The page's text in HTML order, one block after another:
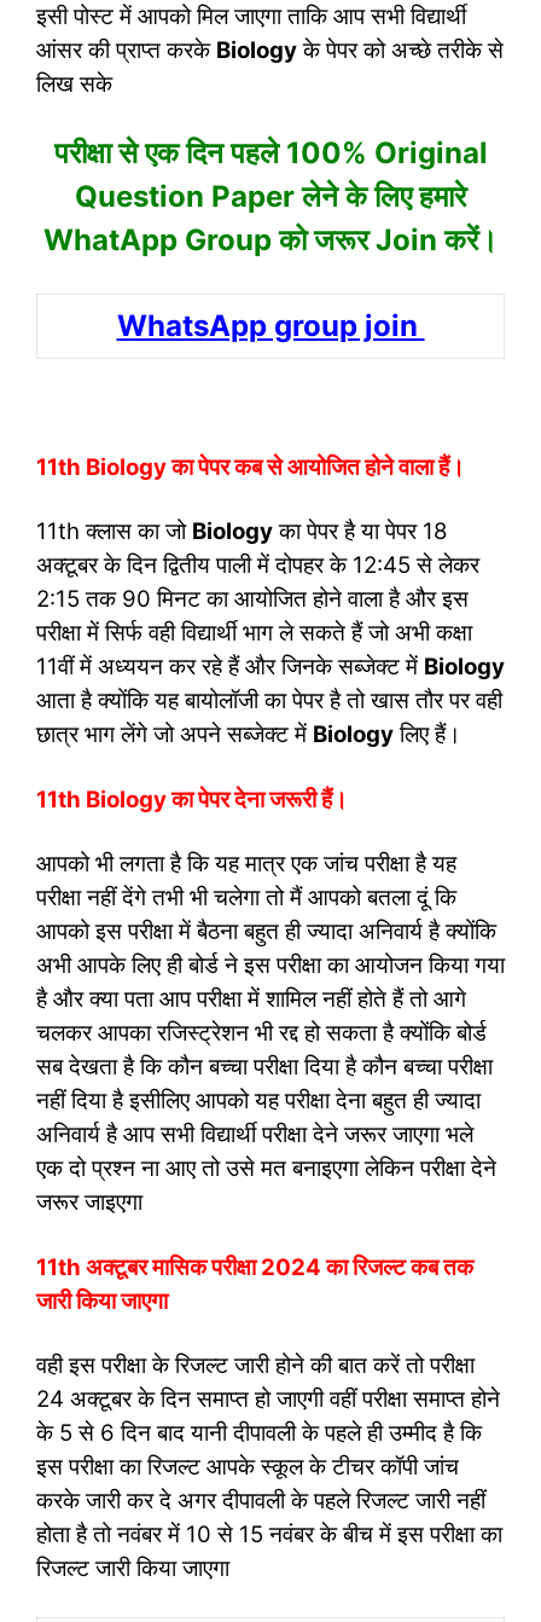
इसी पोस्ट में आपको मिल जाएगा ताकि आप सभी विद्यार्थी
आंसर की प्राप्त करके Biologyके पेपर को अच्छे तरीके से
लिख सके
परीक्षा से एक दिन पहले 100% Original
Question Paper लेने के लिए हमारे
WhatApp Group को जरूर Join करें।
WhatsApp group join
11th Biology का पेपर कब से आयोजित होने वाला हैं।
11th क्लास का जो Biologyका पेपर है या पेपर 18
अक्टूबर के दिन द्वितीय पाली में दोपहर के 12:45 से लेकर
2:15 तक 90 मिनट का आयोजित होने वाला है और इस
परीक्षा में सिर्फ वही विद्यार्थी भाग ले सकते हैं जो अभी कक्षा
11वीं में अध्ययन कर रहे हैं और जिनके सब्जेक्ट में Biology
आता है क्योंकि यह बायोलॉजी का पेपर है तो खास तौर पर वही
छात्र भाग लेंगे जो अपने सब्जेक्ट में Biologyलिए हैं।
11th Biology का पेपर देना जरूरी हैं।
आपको भी लगता है कि यह मात्र एक जांच परीक्षा है यह
परीक्षा नहीं देंगे तभी भी चलेगा तो मैं आपको बतला दूं कि
आपको इस परीक्षा में बैठना बहुत ही ज्यादा अनिवार्य है क्योंकि
अभी आपके लिए ही बोर्ड ने इस परीक्षा का आयोजन किया गया
है और क्या पता आप परीक्षा में शामिल नहीं होते हैं तो आगे
चलकर आपका रजिस्ट्रेशन भी रद्द हो सकता है क्योंकि बोर्ड
सब देखता है कि कौन बच्चा परीक्षा दिया है कौन बच्चा परीक्षा
नहीं दिया है इसीलिए आपको यह परीक्षा देना बहुत ही ज्यादा
अनिवार्य है आप सभी विद्यार्थी परीक्षा देने जरूर जाएगा भले
एक दो प्रश्न ना आए तो उसे मत बनाइएगा लेकिन परीक्षा देने
जरूर जाइएगा
11th अक्टूबर मासिक परीक्षा 2024 का रिजल्ट कब तक
जारी किया जाएगा
वही इस परीक्षा के रिजल्ट जारी होने की बात करें तो परीक्षा
24 अक्टूबर के दिन समाप्त हो जाएगी वहीं परीक्षा समाप्त होने
के 5 से 6 दिन बाद यानी दीपावली के पहले ही उम्मीद है कि
इस परीक्षा का रिजल्ट आपके स्कूल के टीचर कॉपी जांच
करके जारी कर दे अगर दीपावली के पहले रिजल्ट जारी नहीं
होता है तो नवंबर में 10 से 15 नवंबर के बीच में इस परीक्षा का
रिजल्ट जारी किया जाएगा